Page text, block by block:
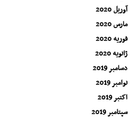
آوریل 2020
مارس 2020
فوریه 2020
ژانویه 2020
دسامبر 2019
نوامبر 2019
اکتبر 2019
سپتامبر 2019